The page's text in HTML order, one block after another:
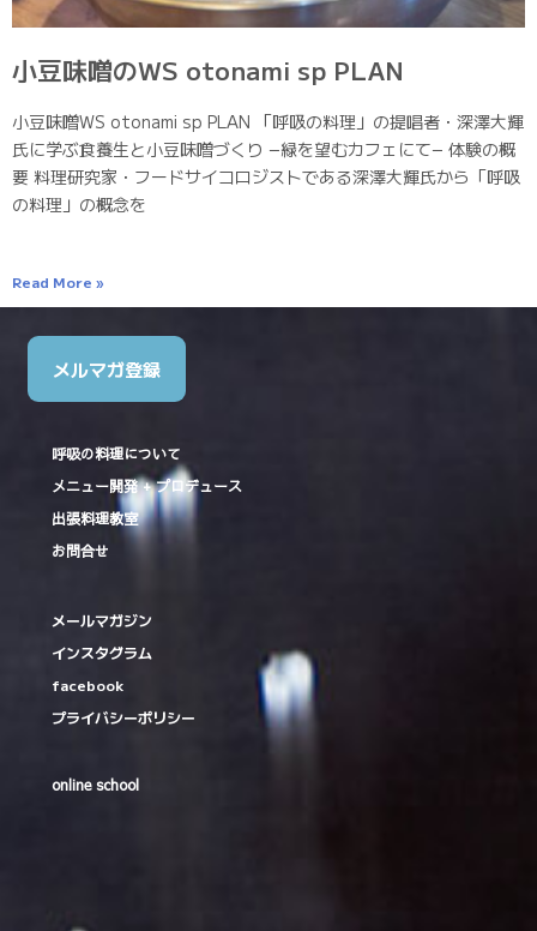
小豆味噌のWS otonami sp PLAN
小豆味噌WS otonami sp PLAN 「呼吸の料理」の提唱者・深澤大輝
氏に学ぶ食養生と小豆味噌づくり −緑を望むカフェにて− 体験の概
要 料理研究家・フードサイコロジストである深澤大輝氏から「呼吸
の料理」の概念を
Read More »
メルマガ登録
呼吸の料理について
メニュー開発 + プロデュース
出張料理教室
お問合せ
メールマガジン
インスタグラム
facebook
プライバシーポリシー
online school